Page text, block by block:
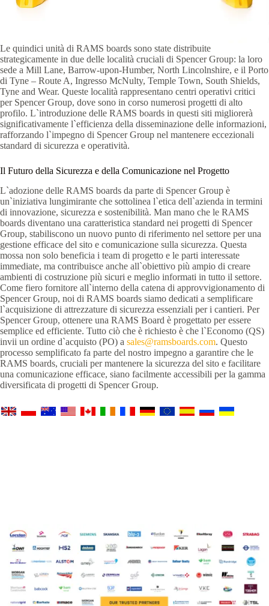
Le quindici unità di RAMS boards sono state distribuite
strategicamente in due delle località cruciali di Spencer Group: la loro
sede a Mill Lane, Barrow-upon-Humber, North Lincolnshire, e il Porto
di Tyne – Route A, Ingresso McNulty, Temple Town, South Shields,
Tyne and Wear. Queste località rappresentano centri operativi critici
per Spencer Group, dove sono in corso numerosi progetti di alto
profilo. L`introduzione delle RAMS boards in questi siti migliorerà
significativamente l`efficienza della disseminazione delle informazioni,
rafforzando l`impegno di Spencer Group nel mantenere eccezionali
standard di sicurezza e operatività.
Il Futuro della Sicurezza e della Comunicazione nel Progetto
L`adozione delle RAMS boards da parte di Spencer Group è
un`iniziativa lungimirante che sottolinea l`etica dell`azienda in termini
di innovazione, sicurezza e sostenibilità. Man mano che le RAMS
boards diventano una caratteristica standard nei progetti di Spencer
Group, stabiliscono un nuovo punto di riferimento nel settore per una
gestione efficace del sito e comunicazione sulla sicurezza. Questa
mossa non solo beneficia i team di progetto e le parti interessate
immediate, ma contribuisce anche all`obiettivo più ampio di creare
ambienti di costruzione più sicuri e meglio informati in tutto il settore.
Come fiero fornitore all`interno della catena di approvvigionamento di
Spencer Group, noi di RAMS boards siamo dedicati a semplificare
l`acquisizione di attrezzature di sicurezza essenziali per i cantieri. Per
Spencer Group, ottenere una RAMS Board è progettato per essere
semplice ed efficiente. Tutto ciò che è richiesto è che l`Economo (QS)
invii un ordine d`acquisto (PO) a sales@ramsboards.com. Questo
processo semplificato fa parte del nostro impegno a garantire che le
RAMS boards, cruciali per mantenere la sicurezza del sito e facilitare
una comunicazione efficace, siano facilmente accessibili per la gamma
diversificata di progetti di Spencer Group.